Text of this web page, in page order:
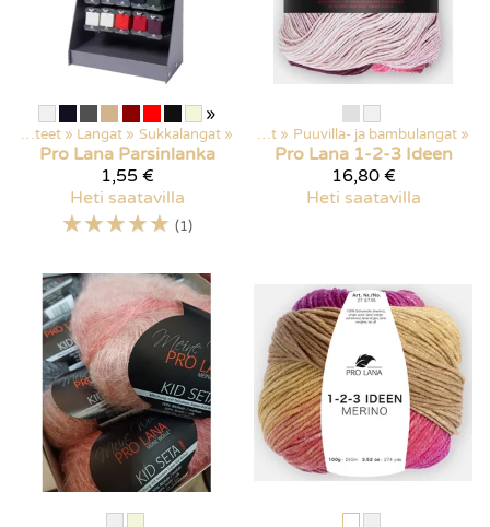
»
Kaikki tuotteet ‪» Langat ‪» Sukkalangat ‪»
Pro Lana Parsinlanka
1,55 €
Heti saatavilla
☆☆☆☆☆ (1)
Kaikki tuotteet‪» Langat ‪» Puuvilla- ja bambulangat ‪»
Pro Lana 1-2-3 Ideen
16,80 €
Heti saatavilla